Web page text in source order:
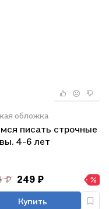
обложка
писать строчные
4-6 лет
₽ 249 ₽
Купить